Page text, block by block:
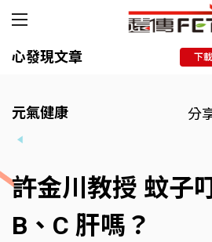
心發現文章 下
元氣健康 分
許金川教授 蚊子
B、C 肝嗎？